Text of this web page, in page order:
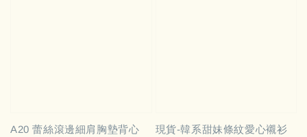
A20 蕾絲滾邊細肩胸墊背心
現貨-韓系甜妹條紋愛心襯衫